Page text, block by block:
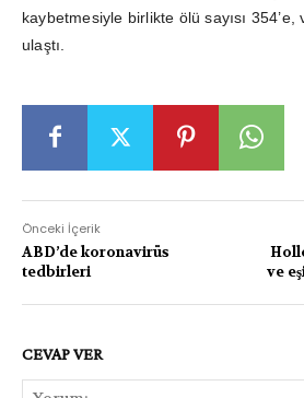
kaybetmesiyle birlikte ölü sayısı 354’e,
ulaştı.
Önceki İçerik
ABD’de koronavirüs
tedbirleri
ve
CEVAP VER